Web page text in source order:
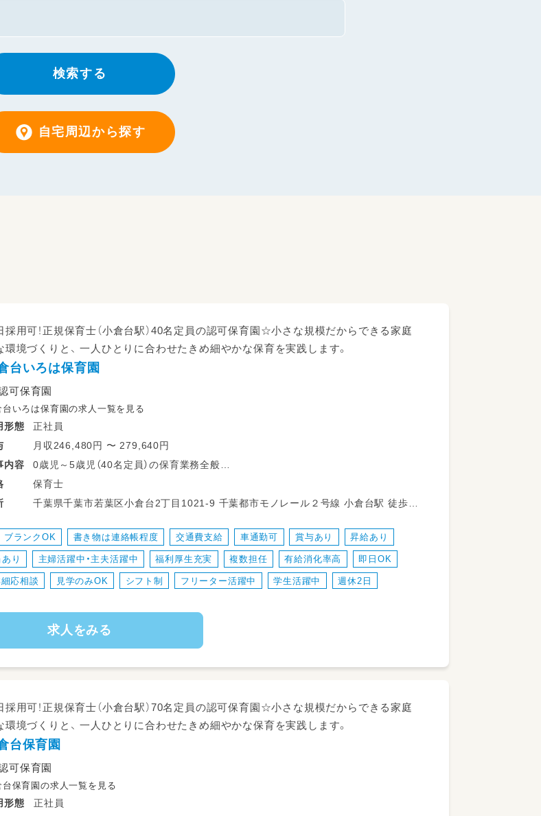
検索する
自宅周辺から探す
採用可！正規保育士（小倉台駅）40名定員の認可保育園☆小さな規模だからできる家庭
環境づくりと、 一人ひとりに合わせたきめ細やかな保育を実践します。
台いろは保育園
可保育園
台いろは保育園の求人一覧を見る
形態
正社員
月収246,480円 〜 279,640円
内容
0歳児～5歳児（40名定員）の保育業務全般
・食事や着替えなどのサポート
・保護者様とのコミュニケーション
業務の変更範囲：なし
転勤：あり（千葉市内）
保育士
千葉県千葉市若葉区小倉台2丁目1021-9 千葉都市モノレール２号線 小倉台駅 徒歩5
ブランクOK 書き物は連絡帳程度 交通費支給 車通勤可 賞与あり 昇給あり
り 主婦活躍中・主夫活躍中 福利厚生充実 複数担任 有給消化率高 即日OK
応相談 見学のみOK シフト制 フリーター活躍中 学生活躍中 週休2日
求人をみる
採用可！正規保育士（小倉台駅）70名定員の認可保育園☆小さな規模だからできる家庭
環境づくりと、 一人ひとりに合わせたきめ細やかな保育を実践します。
台保育園
可保育園
台保育園の求人一覧を見る
形態
正社員